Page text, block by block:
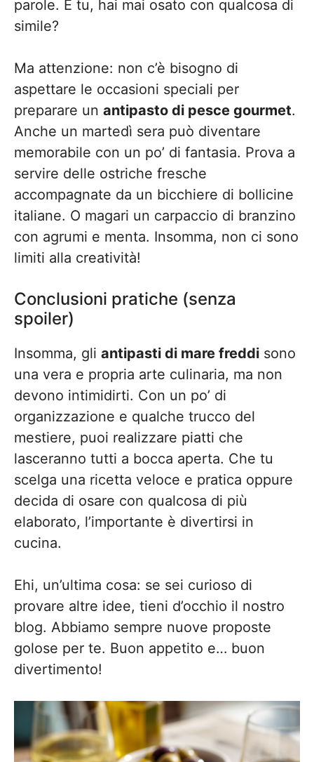
parole. E tu, hai mai osato con qualcosa di
simile?
Ma attenzione: non c’è bisogno di
aspettare le occasioni speciali per
preparare un antipasto di pesce gourmet.
Anche un martedì sera può diventare
memorabile con un po’ di fantasia. Prova a
servire delle ostriche fresche
accompagnate da un bicchiere di bollicine
italiane. O magari un carpaccio di branzino
con agrumi e menta. Insomma, non ci sono
limiti alla creatività!
Conclusioni pratiche (senza
spoiler)
Insomma, gli antipasti di mare freddi sono
una vera e propria arte culinaria, ma non
devono intimidirti. Con un po’ di
organizzazione e qualche trucco del
mestiere, puoi realizzare piatti che
lasceranno tutti a bocca aperta. Che tu
scelga una ricetta veloce e pratica oppure
decida di osare con qualcosa di più
elaborato, l’importante è divertirsi in
cucina.
Ehi, un’ultima cosa: se sei curioso di
provare altre idee, tieni d’occhio il nostro
blog. Abbiamo sempre nuove proposte
golose per te. Buon appetito e… buon
divertimento!